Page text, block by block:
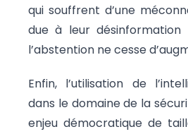
qui souffrent d’une
due à leur
l’abstention ne cesse
Enfin, l’utilisation de
dans le domaine de la
enjeu démocratique de